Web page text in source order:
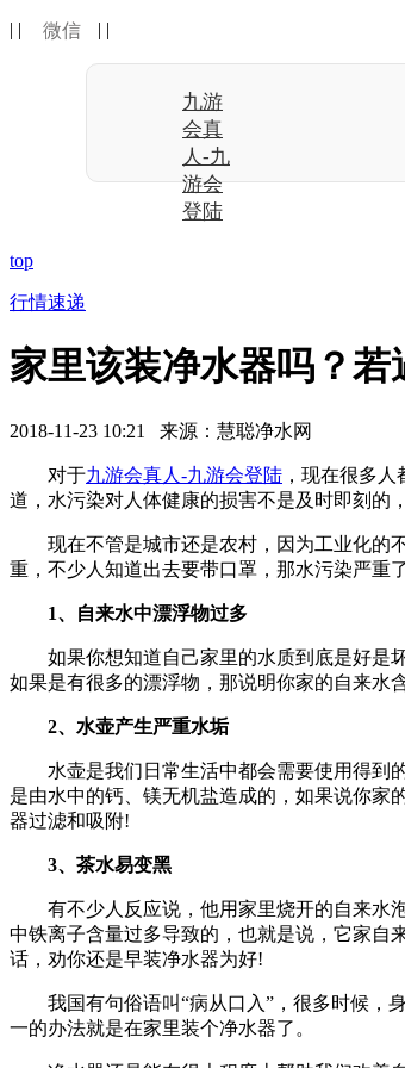
| | 微信 | |
九游
会真
人-九
游会
登陆
top
行情速递
家里该装净水器吗？
2018-11-23 10:21 来源：慧聪净水网
对于九游会真人-九游会登陆 ，现在很多
道，水污染对人体健康的损害不是及时即刻的
现在不管是城市还是农村，因为工业化的不
重，不少人知道出去要带口罩，那水污染严重
1、自来水中漂浮物过多
如果你想知道自己家里的水质到底是好是坏
如果是有很多的漂浮物，那说明你家的自来水
2、水壶产生严重水垢
水壶是我们日常生活中都会需要使用得到的
是由水中的钙、镁无机盐造成的，如果说你家
器过滤和吸附!
3、茶水易变黑
有不少人反应说，他用家里烧开的自来水泡
中铁离子含量过多导致的，也就是说，它家自
话，劝你还是早装净水器为好!
我国有句俗语叫“病从口入”，很多时候，身
一的办法就是在家里装个净水器了。